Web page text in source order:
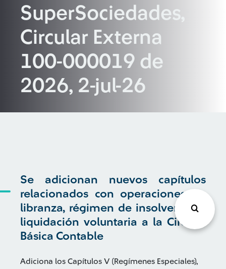
BuscarSuperSociedades,
Circular Externa
100-000019 de
2026, 2-jul-26
Se adicionan nuevos capítulos
relacionados con operaciones de
libranza, régimen de insolvencia y
liquidación voluntaria a la Circular
Básica Contable
Adiciona los Capítulos V (Regímenes Especiales),